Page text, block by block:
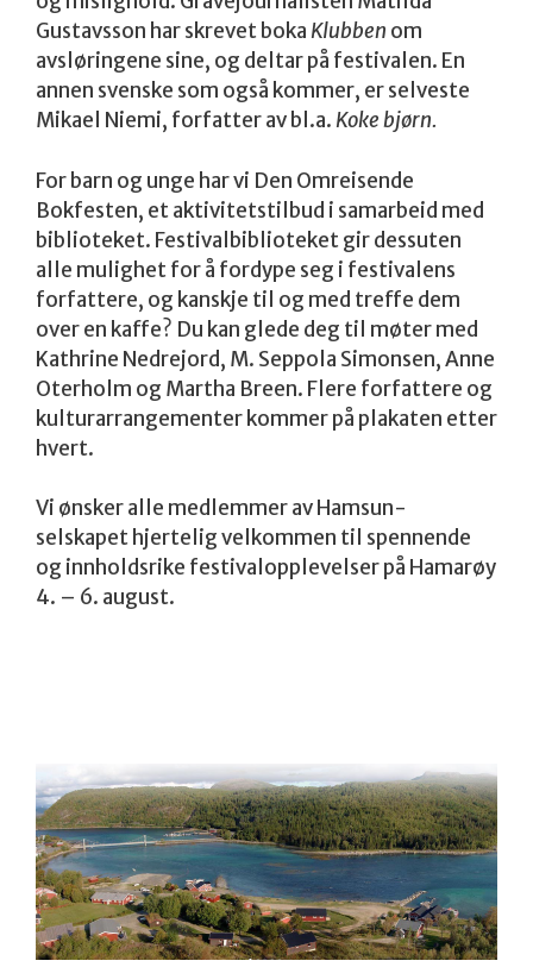
Gustavsson har skrevet boka Klubben om
avsløringene sine, og deltar på festivalen. En
annen svenske som også kommer, er selveste
Mikael Niemi, forfatter av bl.a. Koke bjørn.
For barn og unge har vi Den Omreisende
Bokfesten, et aktivitetstilbud i samarbeid med
biblioteket. Festivalbiblioteket gir dessuten
alle mulighet for å fordype seg i festivalens
forfattere, og kanskje til og med treffe dem
over en kaffe? Du kan glede deg til møter med
Kathrine Nedrejord, M. Seppola Simonsen, Anne
Oterholm og Martha Breen. Flere forfattere og
kulturarrangementer kommer på plakaten etter
hvert.
Vi ønsker alle medlemmer av Hamsun-
selskapet hjertelig velkommen til spennende
og innholdsrike festivalopplevelser på Hamarøy
4. – 6. august.